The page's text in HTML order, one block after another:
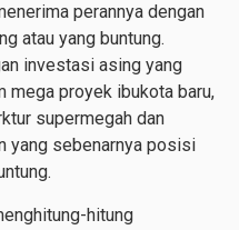
perannya dengan
atau yang buntung.
investasi asing yang
mega proyek ibukota baru,
supermegah dan
yang sebenarnya posisi
hitung